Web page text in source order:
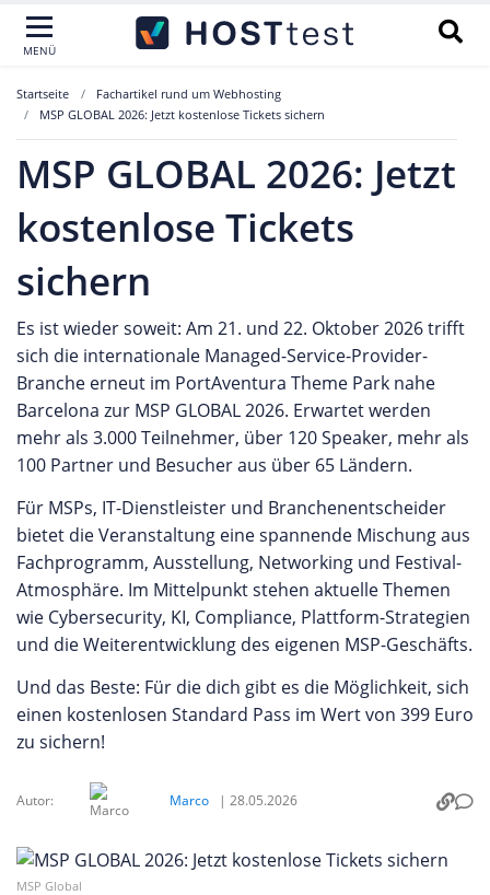
MENÜ
Startseite
Fachartikel rund um Webhosting
MSP GLOBAL 2026: Jetzt kostenlose Tickets sichern
MSP GLOBAL 2026: Jetzt
kostenlose Tickets
sichern
Es ist wieder soweit: Am 21. und 22. Oktober 2026 trifft
sich die internationale Managed-Service-Provider-
Branche erneut im PortAventura Theme Park nahe
Barcelona zur MSP GLOBAL 2026. Erwartet werden
mehr als 3.000 Teilnehmer, über 120 Speaker, mehr als
100 Partner und Besucher aus über 65 Ländern.
Für MSPs, IT-Dienstleister und Branchenentscheider
bietet die Veranstaltung eine spannende Mischung aus
Fachprogramm, Ausstellung, Networking und Festival-
Atmosphäre. Im Mittelpunkt stehen aktuelle Themen
wie Cybersecurity, KI, Compliance, Plattform-Strategien
und die Weiterentwicklung des eigenen MSP-Geschäfts.
Und das Beste: Für die dich gibt es die Möglichkeit, sich
einen kostenlosen Standard Pass im Wert von 399 Euro
zu sichern!
Autor: Marco | 28.05.2026
MSP Global